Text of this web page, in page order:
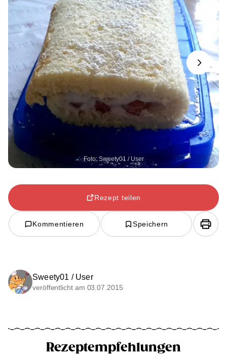
Foto: Sweety01 / User
Next
Rezept teilen
Kommentieren Speichern
Sweety01 / User
veröffentlicht am 03.07.2015
Rezeptempfehlungen